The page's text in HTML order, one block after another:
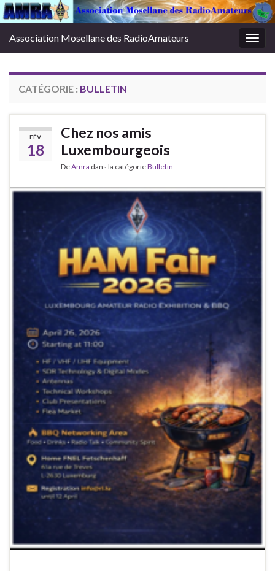
Association Mosellane des RadioAmateurs
CATÉGORIE : BULLETIN
FÉV
18
Chez nos amis
Luxembourgeois
DeAmra dans la catégorieBulletin